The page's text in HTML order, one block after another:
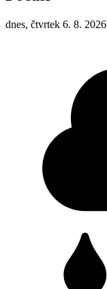
dnes, čtvrtek 6. 8. 2026